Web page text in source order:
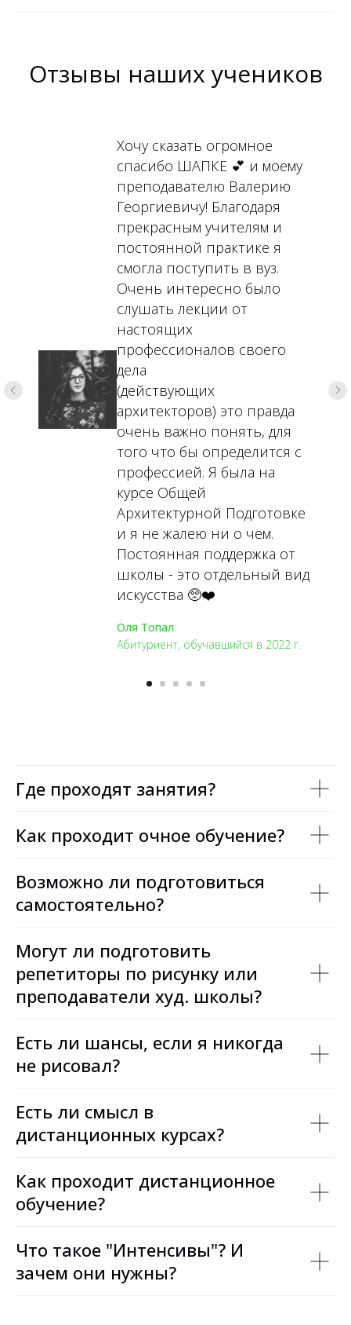
Отзывы наших учеников
Хочу сказать огромное
спасибо ШАПКЕ 💕 и моему
преподавателю Валерию
Георгиевичу! Благодаря
прекрасным учителям и
постоянной практике я
смогла поступить в вуз.
Очень интересно было
слушать лекции от
настоящих
профессионалов своего
дела
(действующих
архитекторов) это правда
очень важно понять, для
того что бы определится с
профессией. Я была на
курсе Общей
Архитектурной Подготовке
и я не жалею ни о чем.
Постоянная поддержка от
школы - это отдельный вид
искусства 🥺❤️
Оля Топал
Абитуриент, обучавшийся в 2022 г.
Где проходят занятия?
Как проходит очное обучение?
Возможно ли подготовиться
самостоятельно?
Могут ли подготовить
репетиторы по рисунку или
преподаватели худ. школы?
Есть ли шансы, если я никогда
не рисовал?
Есть ли смысл в
дистанционных курсах?
Как проходит дистанционное
обучение?
Что такое "Интенсивы"? И
зачем они нужны?